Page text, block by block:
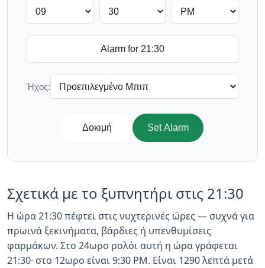
Ήχος:
Δοκιμή Set Alarm
Σχετικά με το ξυπνητήρι στις 21:30
Η ώρα 21:30 πέφτει στις νυχτερινές ώρες — συχνά για
πρωινά ξεκινήματα, βάρδιες ή υπενθυμίσεις
φαρμάκων. Στο 24ωρο ρολόι αυτή η ώρα γράφεται
21:30· στο 12ωρο είναι 9:30 PM. Είναι 1290 λεπτά μετά